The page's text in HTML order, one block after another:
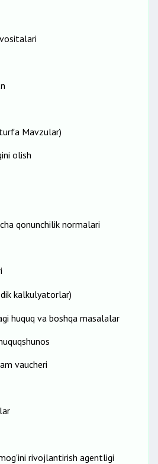
Mavzular)
olish
qonunchilik normalari
kalkulyatorlar)
huquq va boshqa masalalar
vaucheri
rivojlantirish agentligi